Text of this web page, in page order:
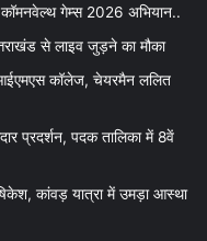
गेम्स 2026 अभियान..
से लाइव जुड़ने का मौका
कॉलेज, चेयरमैन ललित
प्रदर्शन, पदक तालिका में 8वें
कांवड़ यात्रा में उमड़ा आस्था